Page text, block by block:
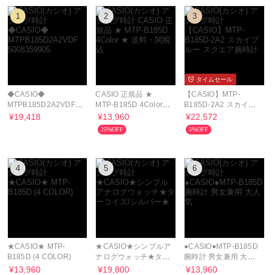
1
◆CASIO◆
MTPB185D2A2VDF
5008359905
¥19,418
2
CASIO 正規品 ★
MTP-B185D 4Color
★ 送料・関税込
¥13,960
25%OFF
3
タイムセール
【CASIO】MTP-
B185D-2A2 スカイブ
ルー スクエア腕時計
¥22,572
5%OFF
4
★CASIO★ MTP-
B185D (4 COLOR)
¥13,960
5
★CASIO★シンプルア
ナログウォッチ★ター
コイズ/シルバー★
¥19,800
6
●CASIO●MTP-B185D
腕時計 男女兼用 大人
気
¥13,960